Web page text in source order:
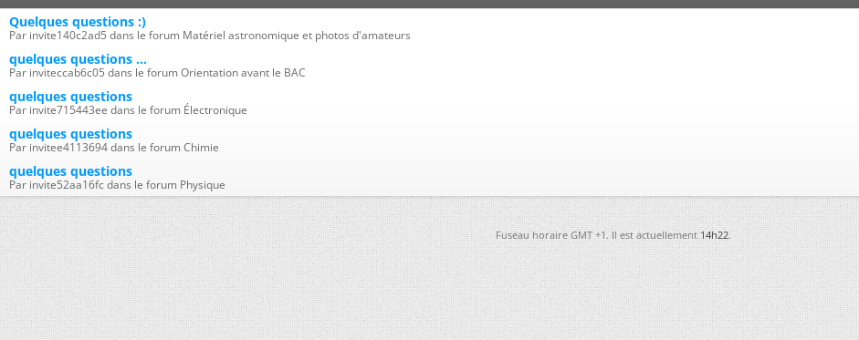
Quelques questions :)
Par invite140c2ad5 dans le forum Matériel astronomique et photos d'amateurs
quelques questions ...
Par inviteccab6c05 dans le forum Orientation avant le BAC
quelques questions
Par invite715443ee dans le forum Électronique
quelques questions
Par invitee4113694 dans le forum Chimie
quelques questions
Par invite52aa16fc dans le forum Physique
Fuseau horaire GMT +1. Il est actuellement14h22.